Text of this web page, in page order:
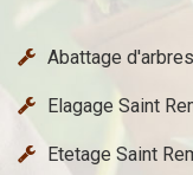
Abattage
Elagage Saint
Etetage Saint